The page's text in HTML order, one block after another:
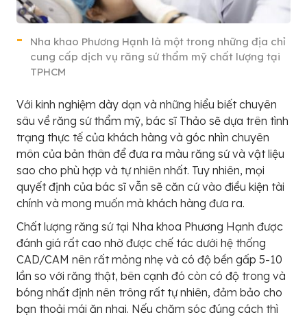
Nha khao Phương Hạnh là một trong những địa chỉ
cung cấp dịch vụ răng sứ thẩm mỹ chất lượng tại
TPHCM
Với kinh nghiệm dày dạn và những hiểu biết chuyên
sâu về răng sứ thẩm mỹ, bác sĩ Thảo sẽ dựa trên tình
trạng thực tế của khách hàng và góc nhìn chuyên
môn của bản thân để đưa ra màu răng sứ và vật liệu
sao cho phù hợp và tự nhiên nhất. Tuy nhiên, mọi
quyết định của bác sĩ vẫn sẽ căn cứ vào điều kiện tài
chính và mong muốn mà khách hàng đưa ra.
Chất lượng răng sứ tại Nha khoa Phương Hạnh được
đánh giá rất cao nhờ được chế tác dưới hệ thống
CAD/CAM nên rất mỏng nhẹ và có độ bền gấp 5-10
lần so với răng thật, bên cạnh đó còn có độ trong và
bóng nhất định nên trông rất tự nhiên, đảm bảo cho
bạn thoải mái ăn nhai. Nếu chăm sóc đúng cách thì